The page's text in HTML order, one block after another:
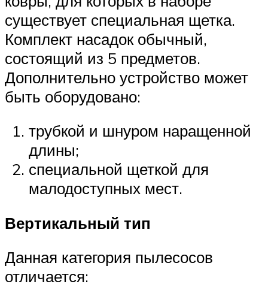
существует специальная щетка.
Комплект насадок обычный,
состоящий из 5 предметов.
Дополнительно устройство может
быть оборудовано:
трубкой и шнуром наращенной
длины;
специальной щеткой для
малодоступных мест.
Вертикальный тип
Данная категория пылесосов
отличается: